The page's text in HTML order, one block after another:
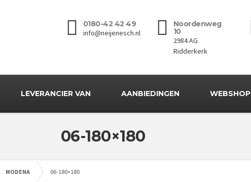
0180-42 42 49
info@neijenesch.nl
Noordenweg
10
2984 AG
Ridderkerk
LEVERANCIER VAN AANBIEDINGEN WEBSHOP
06-180×180
MODENA 06-180×180